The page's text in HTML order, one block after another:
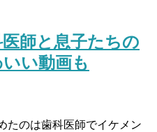
師と息子たちの
い動画も
たのは歯科医師でイケメン